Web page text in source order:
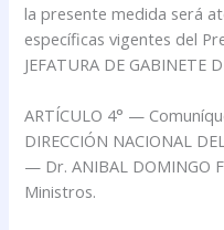
la presente medida será
específicas vigentes del
JEFATURA DE GABINETE
ARTÍCULO 4° —
DIRECCIÓN NACIONAL
— Dr. ANIBAL DOMINGO
Ministros.